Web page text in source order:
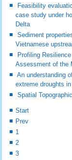
Feasibility
case study under
Delta
Sediment
Vietnamese
Profiling
Assessment of the
An understanding
extreme droughts
Spatial
Start
Prev
1
2
3